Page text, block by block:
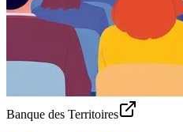
Banque des Territoires